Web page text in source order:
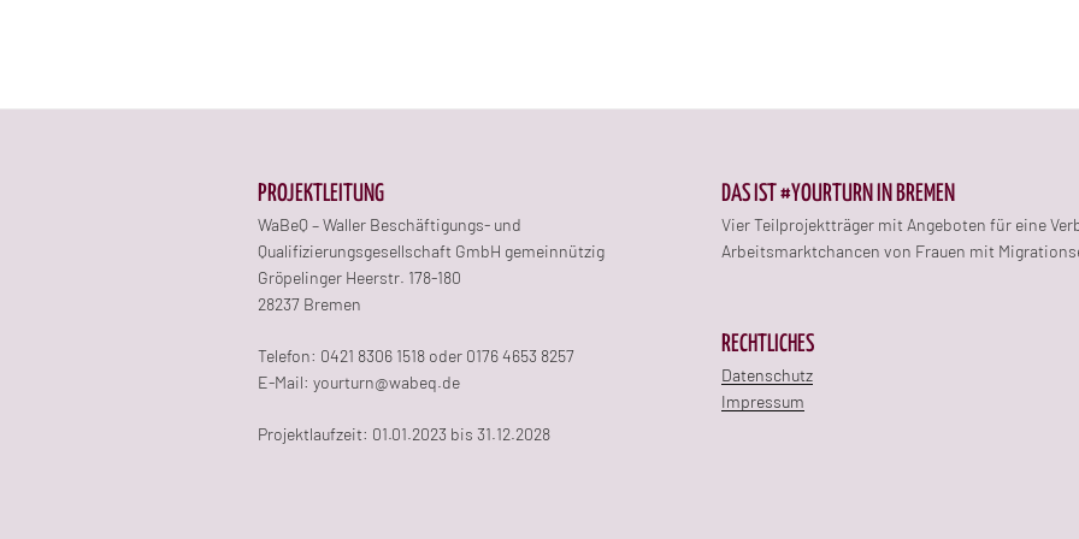
PROJEKTLEITUNG
WaBeQ – Waller Beschäftigungs- und
Qualifizierungsgesellschaft GmbH gemeinnützig
Gröpelinger Heerstr. 178-180
28237 Bremen
Telefon: 0421 8306 1518 oder 0176 4653 8257
E-Mail: yourturn@wabeq.de
Projektlaufzeit: 01.01.2023 bis 31.12.2028
DAS IST #YOURTURN IN BREMEN
Vier Teilprojektträger mit Angeboten für eine
Arbeitsmarktchancen von Frauen mit
RECHTLICHES
Datenschutz
Impressum